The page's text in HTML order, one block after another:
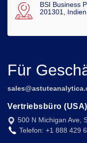
BSI Business
201301, Indien
Für
Vertriebsbüro (USA)
500 N Michigan Ave,
Telefon: +1 888 429